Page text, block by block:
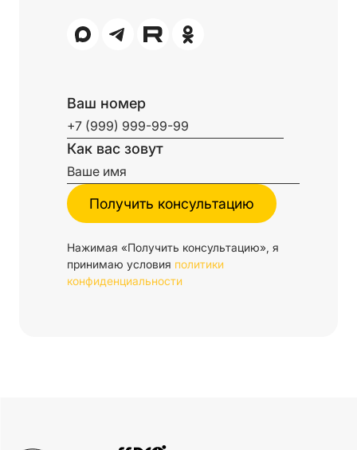
Ваш номер
Как вас зовут
Нажимая «Получить консультацию», я
принимаю условия политики
конфиденциальности